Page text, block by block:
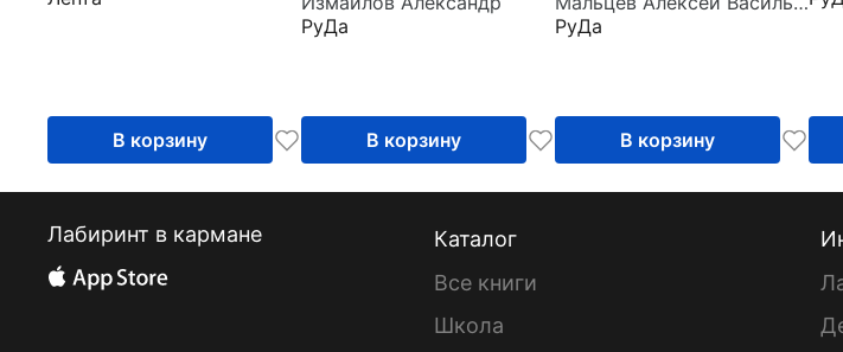
В корзину
РуДа
В корзину
РуДа
В корзину
Лабиринт в кармане
Каталог
Все книги
Школа